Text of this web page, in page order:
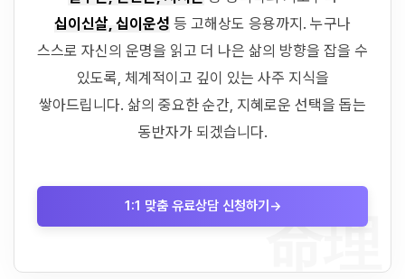
命理
십이신살, 십이운성 등 고해상도 응용까지. 누구나
스스로 자신의 운명을 읽고 더 나은 삶의 방향을 잡을 수
있도록, 체계적이고 깊이 있는 사주 지식을
쌓아드립니다. 삶의 중요한 순간, 지혜로운 선택을 돕는
동반자가 되겠습니다.
1:1 맞춤 유료상담 신청하기 →